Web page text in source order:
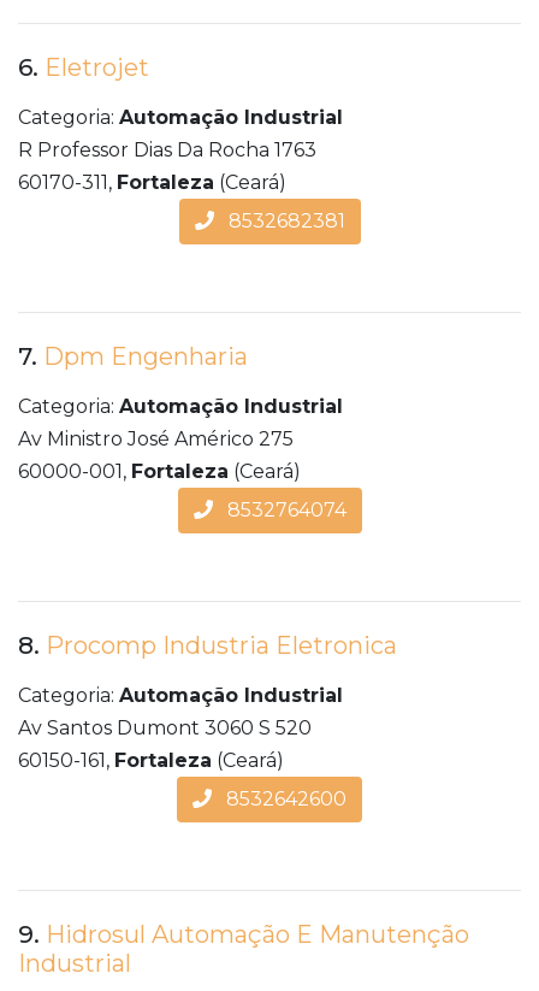
6. Eletrojet
Categoria: Automação Industrial
R Professor Dias Da Rocha 1763
60170-311, Fortaleza (Ceará)
8532682381
7. Dpm Engenharia
Categoria: Automação Industrial
Av Ministro José Américo 275
60000-001, Fortaleza (Ceará)
8532764074
8. Procomp Industria Eletronica
Categoria: Automação Industrial
Av Santos Dumont 3060 S 520
60150-161, Fortaleza (Ceará)
8532642600
9. Hidrosul Automação E Manutenção
Industrial